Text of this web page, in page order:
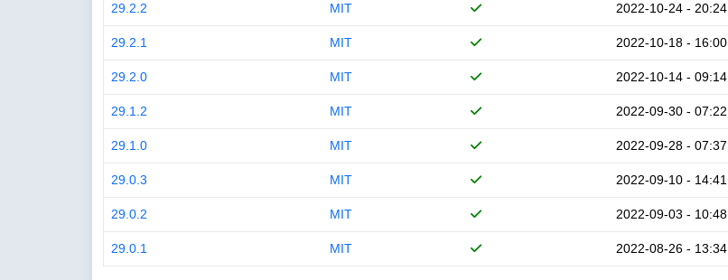
29.2.2 MIT 2022-10-24 - 20:24
29.2.1 MIT 2022-10-18 - 16:00
29.2.0 MIT 2022-10-14 - 09:14
29.1.2 MIT 2022-09-30 - 07:22
29.1.0 MIT 2022-09-28 - 07:37
29.0.3 MIT 2022-09-10 - 14:41
29.0.2 MIT 2022-09-03 - 10:48
29.0.1 MIT 2022-08-26 - 13:34